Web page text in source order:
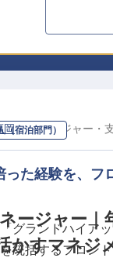
宿泊部門）
ージャー
かすマネジ
岡 のマネージャー・
た経験を、フ
グランドハイア
統括するフロン